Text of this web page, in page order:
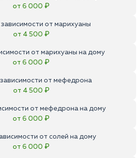
от 6 000 ₽
от марихуаны
от 4 500 ₽
от марихуаны на дому
от 6 000 ₽
от мефедрона
от 4 500 ₽
от мефедрона на дому
от 6 000 ₽
от солей на дому
от 6 000 ₽